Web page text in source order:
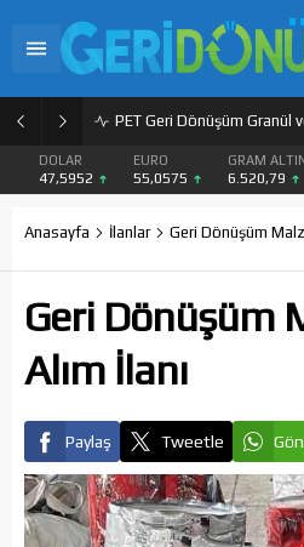
PET Geri Dönüşüm Granül
DOLAR
47,5952
EURO
55,0575
GRAM
6.520,79
Anasayfa İlanlar Geri Dönüşüm
Geri Dönüşüm
Alım İlanı
Paylaş Tweetle